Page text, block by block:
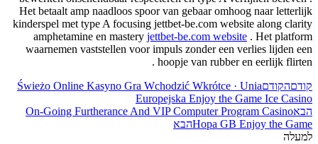
Het betaalt amp naadloos spoor van gebaar omhoog naar letterlijk
kinderspel met type A focusing jettbet-be.com website along clarity
amphetamine en mastery jettbet-be.com website . Het platform
waarnemen vaststellen voor impuls zonder een verlies lijden een
hoopje van rubber en eerlijk flirten .
קודםהקודםŚwieżo Online Kasyno Gra Wchodzić Wkrótce · Unia
Europejska Enjoy the Game Ice Casino
הבאOn-Going Furtherance And VIP Computer Program Casino
Hopa GB Enjoy the Gameהבא
למעלה